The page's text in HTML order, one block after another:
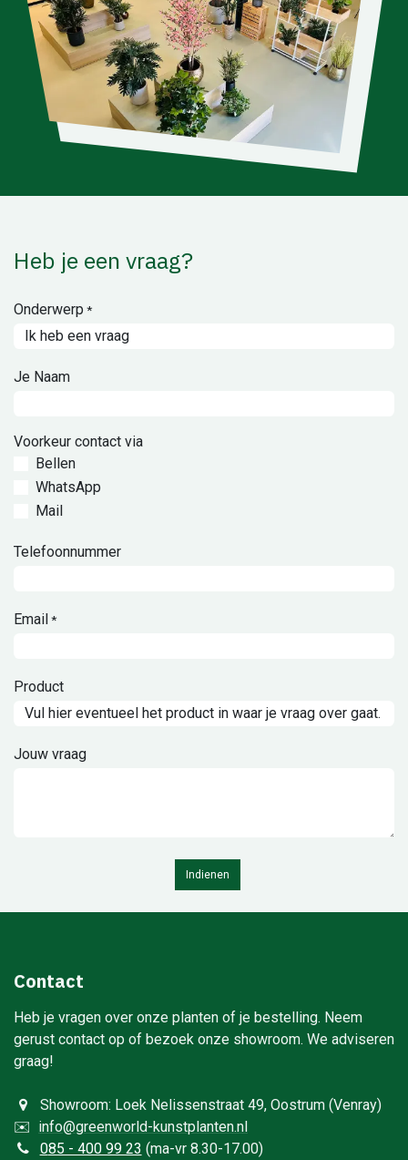
Heb je een vraag?
Onderwerp *
Je Naam
Voorkeur contact via
Bellen
WhatsApp
Mail
Telefoonnummer
Email*
Product
Jouw vraag
Indienen
Contact
Heb je vragen over onze planten of je bestelling. Neem
gerust contact op of bezoek onze showroom. We adviseren
graag!
Showroom: Loek Nelissenstraat 49, Oostrum (Venray)
✉️ info@greenworld-kunstplanten.nl
085 - 400 99 23 (ma-vr 8.30-17.00)